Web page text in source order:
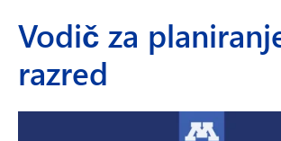
Vodič za
razred